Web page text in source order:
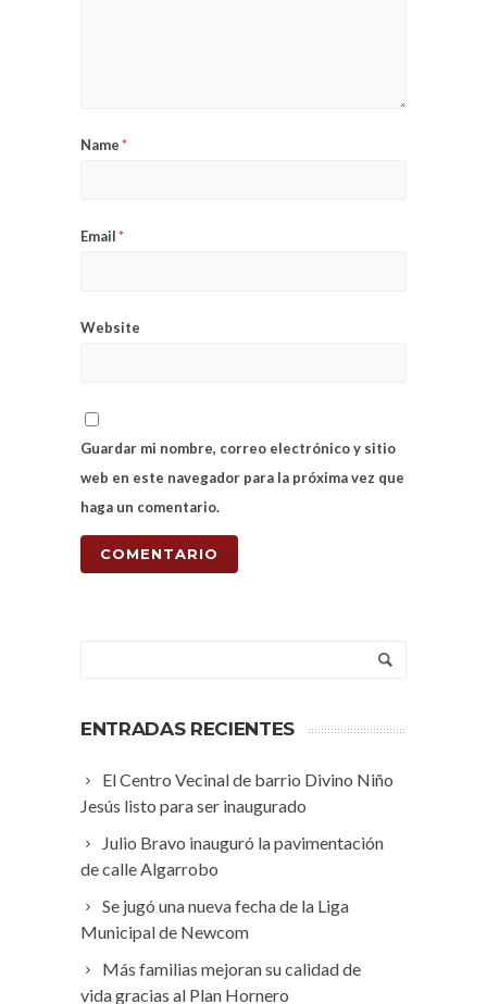
Name*
Email*
Website
Guardar mi nombre, correo electrónico y sitio
web en este navegador para la próxima vez que
haga un comentario.
ENTRADAS RECIENTES
El Centro Vecinal de barrio Divino Niño
Jesús listo para ser inaugurado
Julio Bravo inauguró la pavimentación
de calle Algarrobo
Se jugó una nueva fecha de la Liga
Municipal de Newcom
Más familias mejoran su calidad de
vida gracias al Plan Hornero